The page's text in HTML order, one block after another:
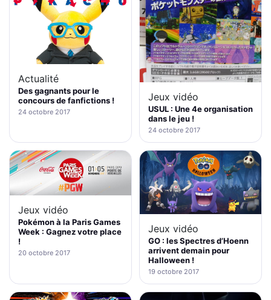
Actualité
Des gagnants pour le
concours de fanfictions !
24 octobre 2017
Jeux vidéo
USUL : Une 4e organisation
dans le jeu !
24 octobre 2017
Jeux vidéo
Pokémon à la Paris Games
Week : Gagnez votre place
!
20 octobre 2017
Jeux vidéo
GO : les Spectres d’Hoenn
arrivent demain pour
Halloween !
19 octobre 2017